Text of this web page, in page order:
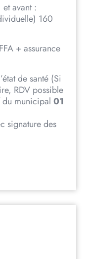
et avant :
160
+ assurance
de santé (Si
RDV possible
municipal 01
signature des